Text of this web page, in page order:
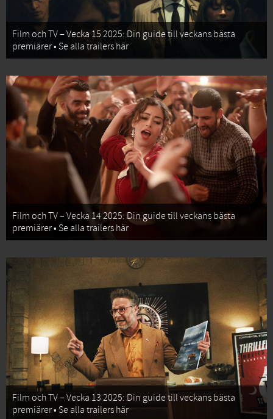
Film och TV – Vecka 15 2025: Din guide till veckans bästa
premiärer • Se alla trailers här
Film och TV – Vecka 14 2025: Din guide till veckans bästa
premiärer • Se alla trailers här
Film och TV – Vecka 13 2025: Din guide till veckans bästa
premiärer • Se alla trailers här